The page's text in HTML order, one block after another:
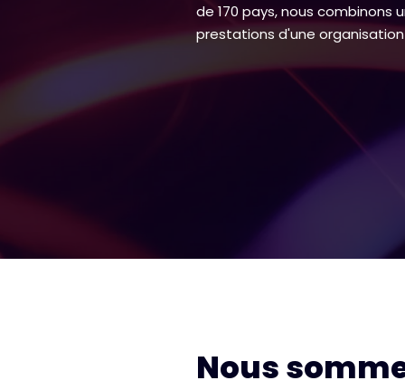
de 170 pays, nous combinons
prestations d'une
Nous